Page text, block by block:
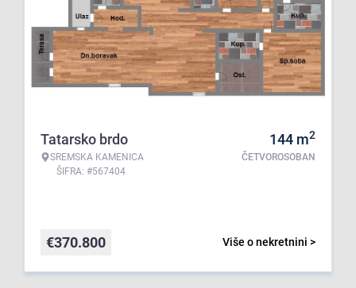
Tatarsko brdo
SREMSKA KAMENICA
ŠIFRA: #567404
144 m2
ČETVOROSOBAN
Više o nekretnini >
€370.800